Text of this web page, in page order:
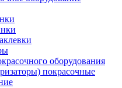
оборудования
покрасочные